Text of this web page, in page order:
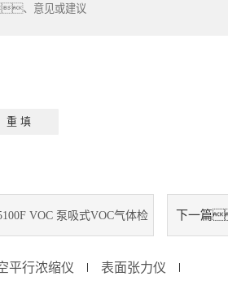
VOC 泵吸式VOC气体检 下一篇
平行浓缩仪 表面张力仪